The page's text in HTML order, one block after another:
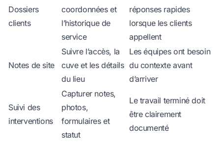
Dossiers
clients
coordonnées et
l’historique de
service
réponses rapides
lorsque les clients
appellent
Notes de site
Suivre l’accès, la
cuve et les détails
du lieu
Les équipes ont besoin
du contexte avant
d’arriver
Suivi des
interventions
Capturer notes,
photos,
formulaires et
statut
Le travail terminé doit
être clairement
documenté